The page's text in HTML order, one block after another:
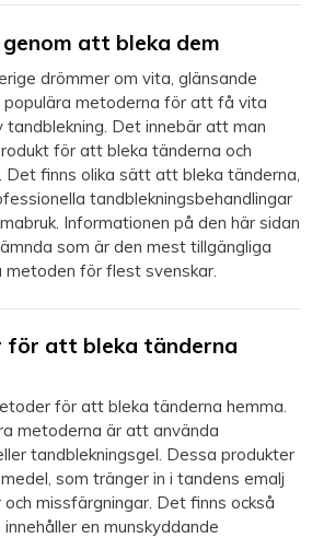
att bleka dem
drömmer om vita, glänsande
populära metoderna för att få vita
tandblekning. Det innebär att man
för att bleka tänderna och
finns olika sätt att bleka tänderna,
tandblekningsbehandlingar
Informationen på den här sidan
som är den mest tillgängliga
för flest svenskar.
för att bleka tänderna
för att bleka tänderna hemma.
metoderna är att använda
tandblekningsgel. Dessa produkter
som tränger in i tandens emalj
missfärgningar. Det finns också
en munskyddande